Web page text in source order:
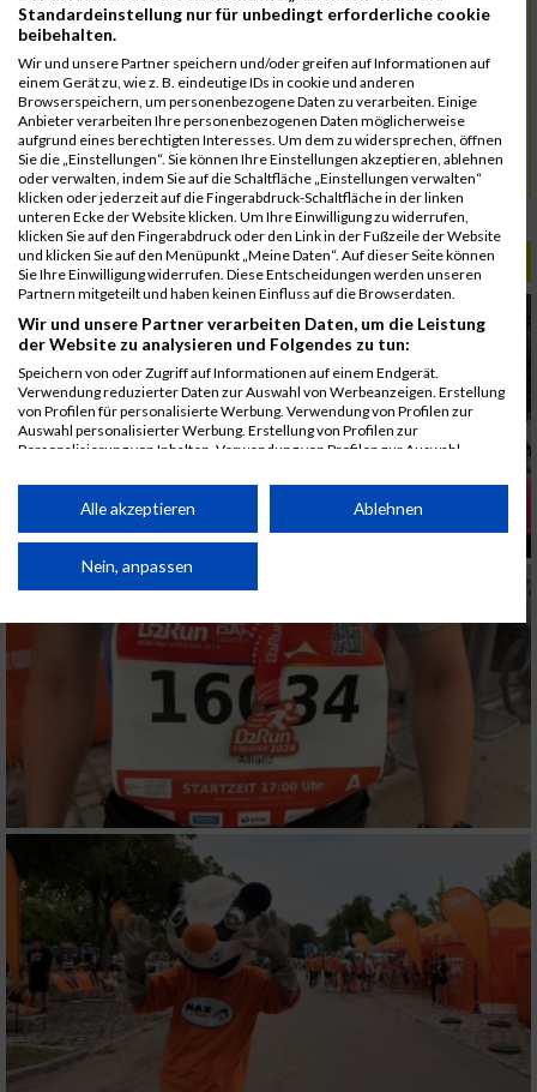
5084
Ponnu 00:41:45
03:36:13
4973
Chinnakannu
00:41:45
5058
Maier
00:43:33
4961
Brachat
00:44:02
5125
Schreier
00:45:08
Rang:21.
ALBUM B2RUN MÜNCHEN / 15.07.2026
Standardeinstellung nur für unbedingt erforderliche cookie
beibehalten.
Wir und unsere Partner speichern und/oder greifen auf Informationen auf
einem Gerät zu, wie z. B. eindeutige IDs in cookie und anderen
Browserspeichern, um personenbezogene Daten zu verarbeiten. Einige
Anbieter verarbeiten Ihre personenbezogenen Daten möglicherweise
aufgrund eines berechtigten Interesses. Um dem zu widersprechen, öffnen
Sie die „Einstellungen“. Sie können Ihre Einstellungen akzeptieren, ablehnen
oder verwalten, indem Sie auf die Schaltfläche „Einstellungen verwalten“
klicken oder jederzeit auf die Fingerabdruck-Schaltfläche in der linken
unteren Ecke der Website klicken. Um Ihre Einwilligung zu widerrufen,
klicken Sie auf den Fingerabdruck oder den Link in der Fußzeile der Website
und klicken Sie auf den Menüpunkt „Meine Daten“. Auf dieser Seite können
Sie Ihre Einwilligung widerrufen. Diese Entscheidungen werden unseren
Partnern mitgeteilt und haben keinen Einfluss auf die Browserdaten.
Wir und unsere Partner verarbeiten Daten, um die Leistung
der Website zu analysieren und Folgendes zu tun:
Speichern von oder Zugriff auf Informationen auf einem Endgerät.
Verwendung reduzierter Daten zur Auswahl von Werbeanzeigen. Erstellung
von Profilen für personalisierte Werbung. Verwendung von Profilen zur
Auswahl personalisierter Werbung. Erstellung von Profilen zur
Personalisierung von Inhalten. Verwendung von Profilen zur Auswahl
Performance von Inhalten. Analyse von Zielgruppen durch Statistiken oder
Kombinationen von Daten aus verschiedenen Quellen. Entwicklung und
von Inhalten.
Daten können außerhalb der Europäischen Union weitergegeben und in die
Partnerliste anzeigen (1 IAB-Anbieter)
Wir nutzen Ihre Daten für folgende Zwecke:
IAB-Verarbeitungszwecke:
Speichern von oder Zugriff auf Informationen
auf einem Endgerät
Verwendung reduzierter Daten zur Auswahl
von Werbeanzeigen
Erstellung von Profilen für personalisierte
Werbung
Verwendung von Profilen zur Auswahl
personalisierter Werbung
Alle akzeptieren Ablehnen
Nein, anpassen